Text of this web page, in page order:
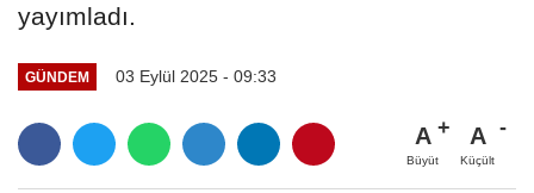
yayımladı.
GÜNDEM 03 Eylül 2025 - 09:33
A
Büyüt
A
Küçült